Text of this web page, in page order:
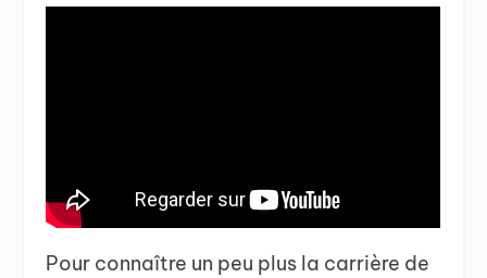
Pour connaître un peu plus la carrière de